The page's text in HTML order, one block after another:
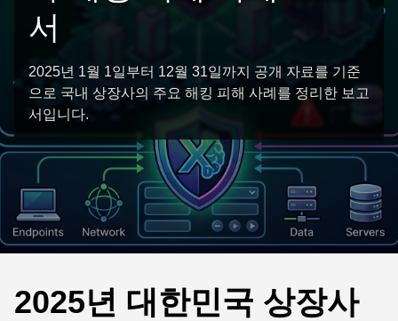
서
2025년 1월 1일부터 12월 31일까지 공개 자료를 기준
으로 국내 상장사의 주요 해킹 피해 사례를 정리한 보고
서입니다.
2025년 대한민국 상장사